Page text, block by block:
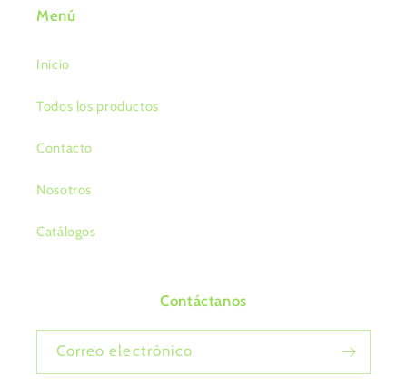
Menú
Inicio
Todos los productos
Contacto
Nosotros
Catálogos
Contáctanos
Correo electrónico